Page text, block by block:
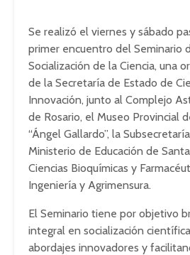
Se realizó el viernes y sábado
primer encuentro del Seminario
Socialización de la Ciencia, una
de la Secretaría de Estado de
Innovación, junto al Complejo
de Rosario, el Museo Provincial
“Ángel Gallardo”, la
Ministerio de Educación de
Ciencias Bioquímicas y
Ingeniería y Agrimensura.
El Seminario tiene por objetivo
integral en socialización
abordajes innovadores y